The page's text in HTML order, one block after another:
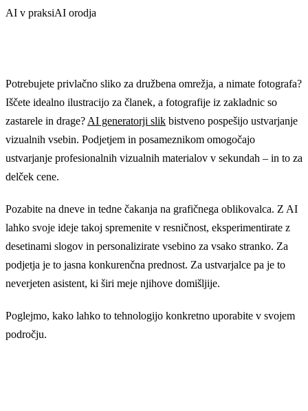
AI v praksiAI orodja
Potrebujete privlačno sliko za družbena omrežja, a nimate fotografa?
Iščete idealno ilustracijo za članek, a fotografije iz zakladnic so
zastarele in drage? AI generatorji slik bistveno pospešijo ustvarjanje
vizualnih vsebin. Podjetjem in posameznikom omogočajo
ustvarjanje profesionalnih vizualnih materialov v sekundah – in to za
delček cene.
Pozabite na dneve in tedne čakanja na grafičnega oblikovalca. Z AI
lahko svoje ideje takoj spremenite v resničnost, eksperimentirate z
desetinami slogov in personalizirate vsebino za vsako stranko. Za
podjetja je to jasna konkurenčna prednost. Za ustvarjalce pa je to
neverjeten asistent, ki širi meje njihove domišljije.
Poglejmo, kako lahko to tehnologijo konkretno uporabite v svojem
področju.